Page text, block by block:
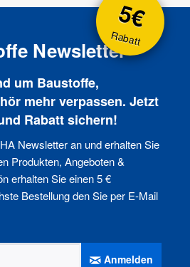
5€
Rabatt
Newsletter
um Baustoffe,
mehr verpassen. Jetzt
Rabatt sichern!
Newsletter an und erhalten Sie
Produkten, Angeboten &
erhalten Sie einen 5 €
Bestellung den Sie per E-Mail
Anmelden